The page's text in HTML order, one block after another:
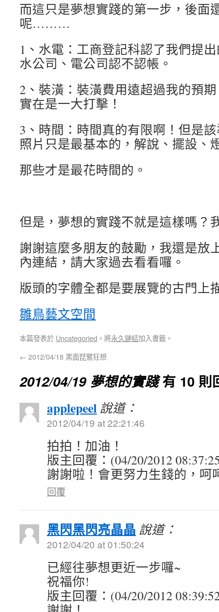
而這只是夢想實踐的第一步，後面
呢………
1、水電：工商登記科認了我們提
水公司、電公司認不認帳。
2、裝潢：裝潢費用遠超過我的預
實在是一大打擊！
3、時間：時間真的有限啊！但是
照片只是最基本的，解說、擺設、
那些才是最花時間的。
但是，夢想的實踐不就是這樣嗎？
謝謝這麼多朋友的鼓勵，我還是放
內連結，請大家過去看看囉。
版頭的字體全都是要展覽的古門上
雛鳥藝文空間
本篇發表於 Uncategoried 。將永久鏈結加入書籤。
← 2012/04/18 黑面琵鷺狂想
2012/04/19 夢想的實踐有 10 則
applepeel 說道：
2012/04/19 at 22:21:46
拍拍！加油！
版主回覆：(04/20/2012
謝謝啦！會更努力生錢的，呵
回覆
黑閃黑閃亮晶晶 說道：
2012/04/20 at 01:50:24
已經往夢想更近一步囉~
祝福你!
版主回覆：(04/20/2012